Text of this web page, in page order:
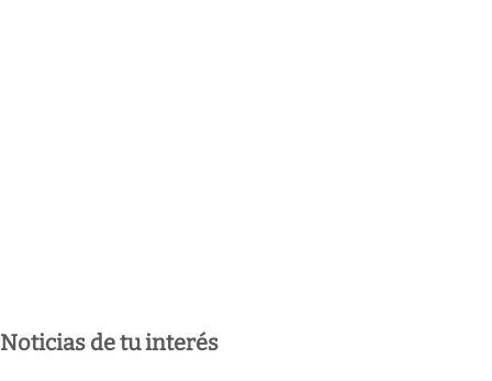
Noticias de tu interés